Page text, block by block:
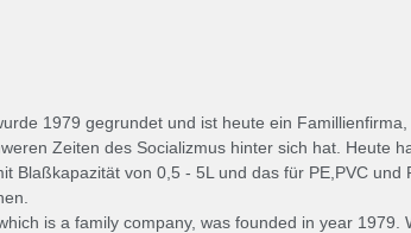
1979 gegrundet und ist heute ein
Zeiten des Socializmus hinter sich hat. Heute
Blaßkapazität von 0,5 - 5L und das für PE,PVC und
is a family company, was founded in year 1979.